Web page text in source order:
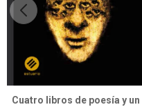
Cuatro libros de poesía y un